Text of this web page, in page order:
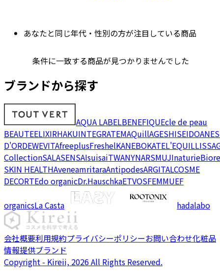
あなたと同じ年代・性別の方が注目している商品
条件に一致する商品が見つかりませんでした
ブランドから探す
AQUA LABELBENEFIQUEcle de peau
BEAUTEELIXIRHAKUINTEGRATEMAQuillAGESHISEIDO
D'ORDEWEVITAfreeplusFreshelKANEBOKATEL'EQUIL
CollectionSALASENSAIsuisaiTWANYNARSMUJInaturieBiore
SKIN HEALTHAveneamritaraAntipodesARGITALCOSME
DECORTEdo organicDr.HauschkaETVOSFEMMUEF
organicsLa Casta hadalabo
会社概要利用規約プライバシーポリシーお問い合わせ化粧品
情報提供ブランド
Copyright - Kireii, 2026 All Rights Reserved.